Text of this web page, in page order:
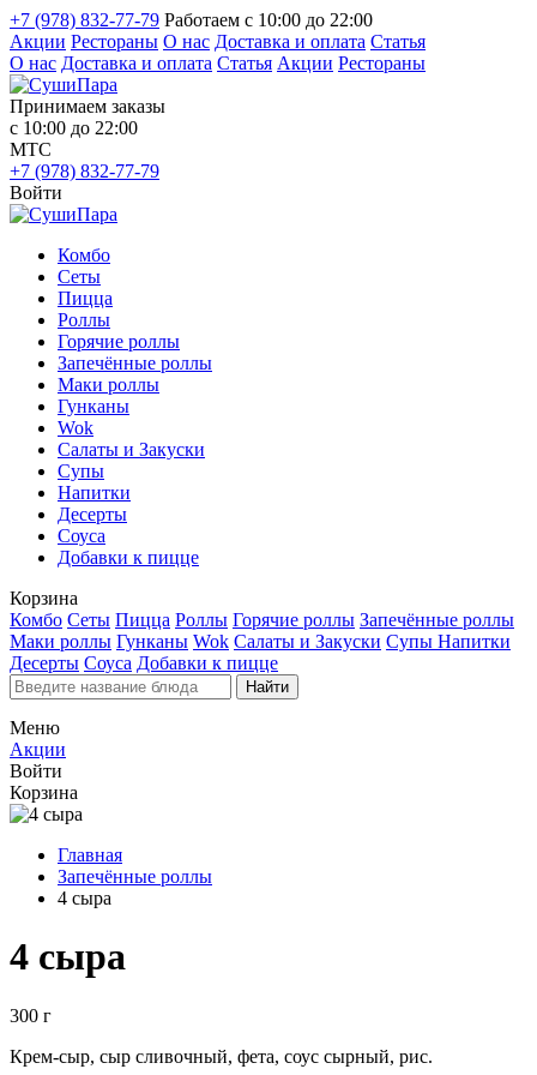
+7 (978) 832-77-79 Работаем с 10:00 до 22:00
Акции Рестораны О нас Доставка и оплата Статья
О нас Доставка и оплата Статья Акции Рестораны
Принимаем заказы
с 10:00 до 22:00
МТС
+7 (978) 832-77-79
Войти
Комбо
Сеты
Пицца
Роллы
Горячие роллы
Запечённые роллы
Маки роллы
Гунканы
Wok
Салаты и Закуски
Супы
Напитки
Десерты
Соуса
Добавки к пицце
Корзина
Комбо Сеты Пицца Роллы Горячие роллы Запечённые роллы
Маки роллы Гунканы Wok Салаты и Закуски Супы Напитки
Десерты Соуса Добавки к пицце
Найти
Меню
Акции
Войти
Корзина
Главная
Запечённые роллы
4 сыра
4 сыра
300 г
Крем-сыр, сыр сливочный, фета, соус сырный, рис.